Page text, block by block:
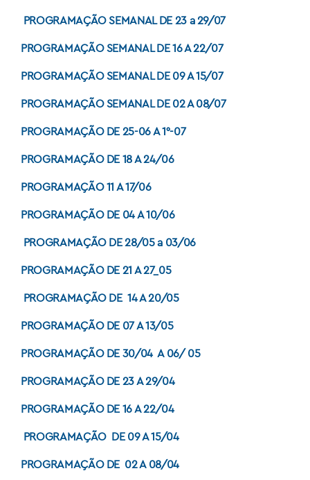
PROGRAMAÇÃO SEMANAL DE 23 a 29/07
PROGRAMAÇÃO SEMANAL DE 16 A 22/07
PROGRAMAÇÃO SEMANAL DE 09 A 15/07
PROGRAMAÇÃO SEMANAL DE 02 A 08/07
PROGRAMAÇÃO DE 25-06 A 1°-07
PROGRAMAÇÃO DE 18 A 24/06
PROGRAMAÇÃO 11 A 17/06
PROGRAMAÇÃO DE 04 A 10/06
PROGRAMAÇÃO DE 28/05 a 03/06
PROGRAMAÇÃO DE 21 A 27_05
PROGRAMAÇÃO DE 14 A 20/05
PROGRAMAÇÃO DE 07 A 13/05
PROGRAMAÇÃO DE 30/04 A 06/ 05
PROGRAMAÇÃO DE 23 A 29/04
PROGRAMAÇÃO DE 16 A 22/04
PROGRAMAÇÃO DE 09 A 15/04
PROGRAMAÇÃO DE 02 A 08/04